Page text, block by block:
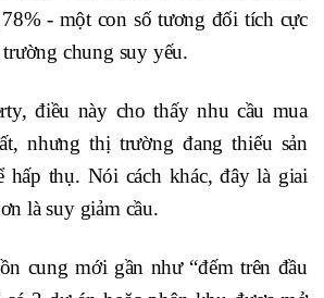
- một con số tương đối tích cực
chung suy yếu.
điều này cho thấy nhu cầu mua
nhưng thị trường đang thiếu sản
hấp thụ. Nói cách khác, đây là giai
là suy giảm cầu.
cung mới gần như “đếm trên đầu